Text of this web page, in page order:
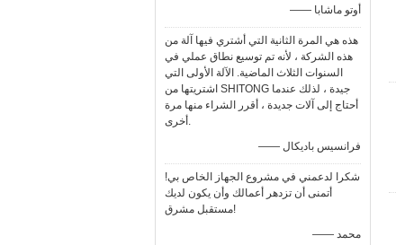
—— أوتو ماشابا
هذه هي المرة الثانية التي أشتري فيها آلة من
هذه الشركة ، لأنه تم توسيع نطاق عملي في
السنوات الثلاث الماضية. الآلة الأولى التي
اشتريتها من SHITONG جيدة ، لذلك عندما
أحتاج إلى آلات جديدة ، أقرر الشراء منها مرة
أخرى.
—— فرانسيس باديكال
شكرا لدعمني في مشروع الجهاز الخاص بي!
أتمنى أن تزدهر أعمالك وأن يكون لديك
مستقبل مشرق!
—— محمد